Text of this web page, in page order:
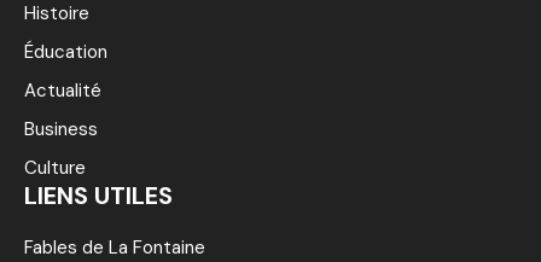
Histoire
Éducation
Actualité
Business
Culture
LIENS UTILES
Fables de La Fontaine